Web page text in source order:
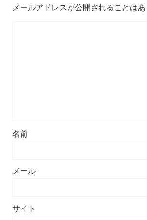
メールアドレスが公開されることはあ
名前
メール
サイト